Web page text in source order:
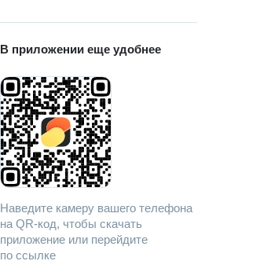
В приложении еще удобнее
Наведите камеру вашего телефона
на QR-код, чтобы скачать
приложение или перейдите
по ссылке